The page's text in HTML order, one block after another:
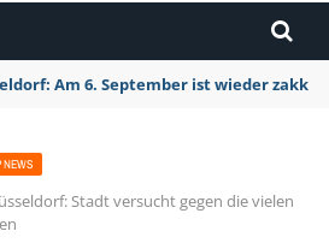
Am 6. September ist wieder zakk
NEWS
Stadt versucht gegen die vielen